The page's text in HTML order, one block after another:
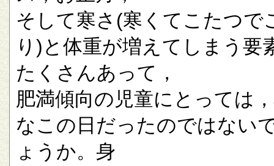
そして寒さ(寒くてこたつで
り)と体重が増えてしまう要
たくさんあって，
肥満傾向の児童にとっては
なこの日だったのではない
ょうか。身